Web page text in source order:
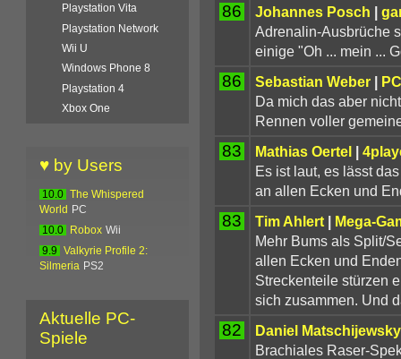
86 Johannes Posch |
Adrenalin-Ausbrüche
einige "Oh ... mein ...
86 Sebastian Weber|
Da mich das aber
Rennen voller
83 Mathias Oertel|
Es ist laut, es lässt
an allen Ecken und
83 Tim Ahlert| Mega-
Mehr Bums als Split/
allen Ecken und
Streckenteile stürzen
sich zusammen. Und
82 Daniel Matschijewsky
Brachiales Raser-
Playstation Vita
Playstation Network
Wii U
Windows Phone 8
Playstation 4
Xbox One
♥ by Users
10.0
The Whispered
World
PC
10.0
Robox Wii
9.9
Valkyrie Profile 2:
Silmeria PS2
Aktuelle PC-
Spiele